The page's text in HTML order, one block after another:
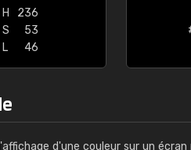
H
236
S
53
L
46
d'une couleur sur un